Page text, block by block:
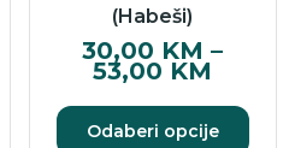
(Habeši)
30,00 KM –
53,00 KM
Odaberi opcije